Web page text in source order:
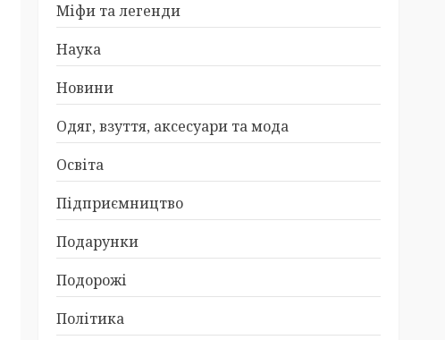
Міфи та легенди
Наука
Новини
Одяг, взуття, аксесуари та мода
Освіта
Підприємництво
Подарунки
Подорожі
Політика